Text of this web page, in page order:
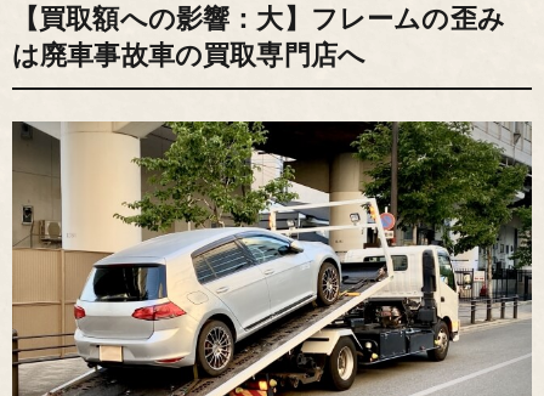
【買取額への影響：大】フレームの歪み
は廃車事故車の買取専門店へ